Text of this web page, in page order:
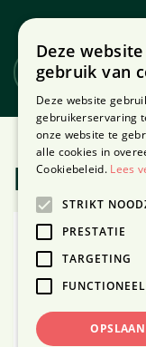
naar
content
Home Producten
Website
Deze
gebruik van
Deze website
gebruikerservaring
onze website te
alle cookies in
Cookiebeleid. Lees
STRIKT
PRESTATIE
TARGETING
FUNCTIONEEL